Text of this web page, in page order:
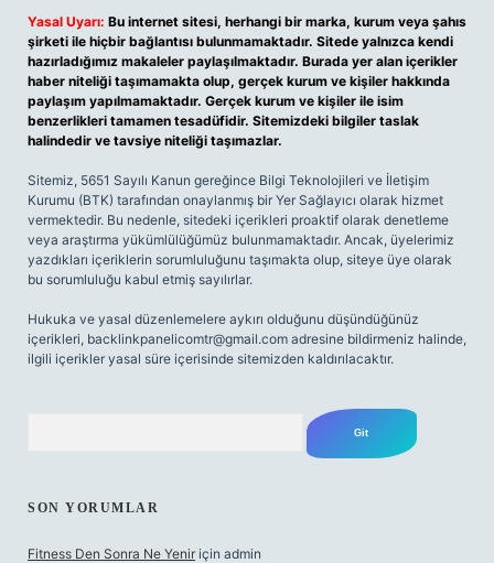
Yasal Uyarı: Bu internet sitesi, herhangi bir marka, kurum veya şahıs
şirketi ile hiçbir bağlantısı bulunmamaktadır. Sitede yalnızca kendi
hazırladığımız makaleler paylaşılmaktadır. Burada yer alan içerikler
haber niteliği taşımamakta olup, gerçek kurum ve kişiler hakkında
paylaşım yapılmamaktadır. Gerçek kurum ve kişiler ile isim
benzerlikleri tamamen tesadüfidir. Sitemizdeki bilgiler taslak
halindedir ve tavsiye niteliği taşımazlar.
Sitemiz, 5651 Sayılı Kanun gereğince Bilgi Teknolojileri ve İletişim
Kurumu (BTK) tarafından onaylanmış bir Yer Sağlayıcı olarak hizmet
vermektedir. Bu nedenle, sitedeki içerikleri proaktif olarak denetleme
veya araştırma yükümlülüğümüz bulunmamaktadır. Ancak, üyelerimiz
yazdıkları içeriklerin sorumluluğunu taşımakta olup, siteye üye olarak
bu sorumluluğu kabul etmiş sayılırlar.
Hukuka ve yasal düzenlemelere aykırı olduğunu düşündüğünüz
içerikleri, backlinkpanelicomtr@gmail.com adresine bildirmeniz halinde,
ilgili içerikler yasal süre içerisinde sitemizden kaldırılacaktır.
SON YORUMLAR
Fitness Den Sonra Ne Yenir için admin